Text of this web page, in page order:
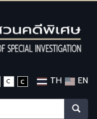
TH EN